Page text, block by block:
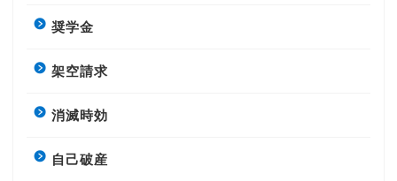
奨学金
架空請求
消滅時効
自己破産